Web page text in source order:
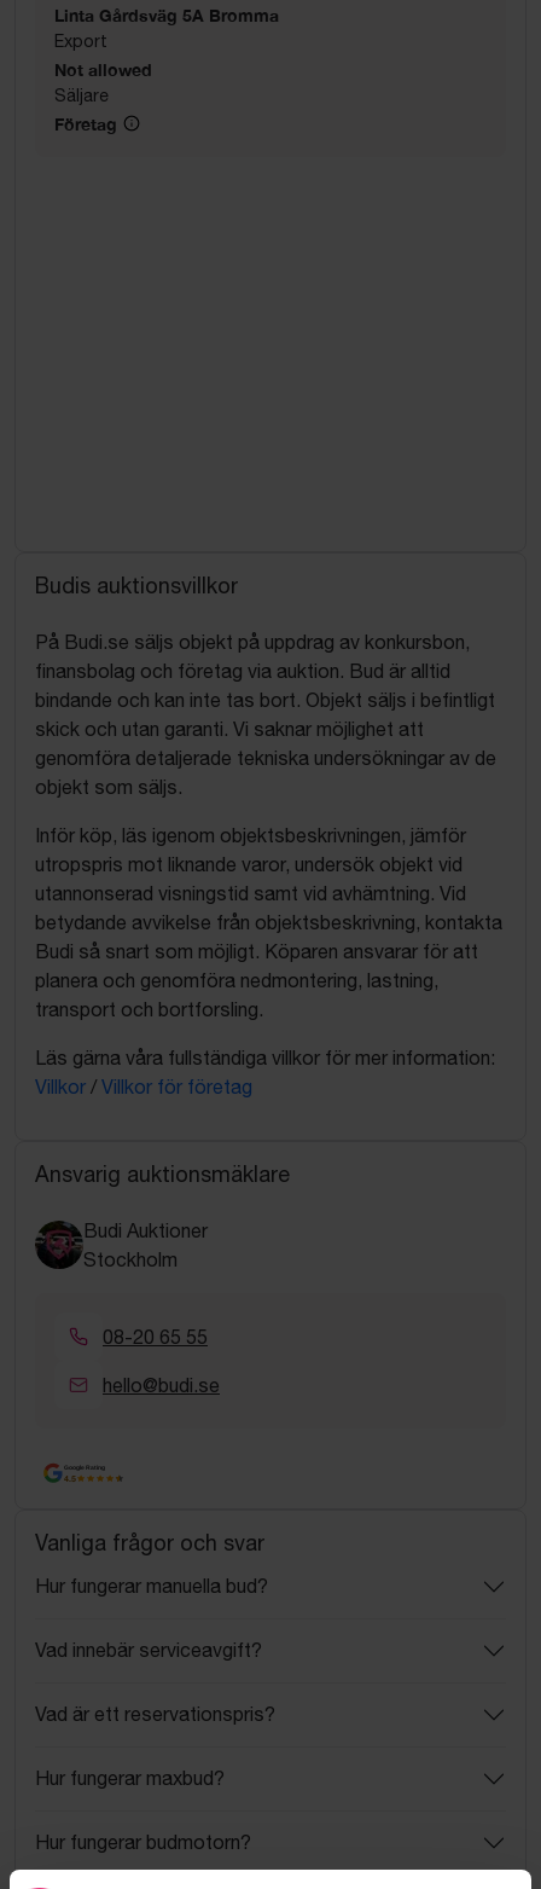
Linta Gårdsväg 5A Bromma
Export
Not allowed
Säljare
Företag
Budis auktionsvillkor
På Budi.se säljs objekt på uppdrag av konkursbon,
finansbolag och företag via auktion. Bud är alltid
bindande och kan inte tas bort. Objekt säljs i befintligt
skick och utan garanti. Vi saknar möjlighet att
genomföra detaljerade tekniska undersökningar av de
objekt som säljs.
Inför köp, läs igenom objektsbeskrivningen, jämför
utropspris mot liknande varor, undersök objekt vid
utannonserad visningstid samt vid avhämtning. Vid
betydande avvikelse från objektsbeskrivning, kontakta
Budi så snart som möjligt. Köparen ansvarar för att
planera och genomföra nedmontering, lastning,
transport och bortforsling.
Läs gärna våra fullständiga villkor för mer information:
Villkor / Villkor för företag
Ansvarig auktionsmäklare
Budi Auktioner
Stockholm
08-20 65 55
hello@budi.se
Google Rating
4.5
Vanliga frågor och svar
Hur fungerar manuella bud?
Vad innebär serviceavgift?
Vad är ett reservationspris?
Hur fungerar maxbud?
Hur fungerar budmotorn?